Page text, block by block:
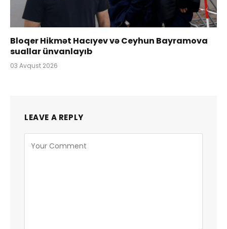
Bloqer Hikmət Hacıyev və Ceyhun Bayramova
suallar ünvanlayıb
03 Avqust 2026
LEAVE A REPLY